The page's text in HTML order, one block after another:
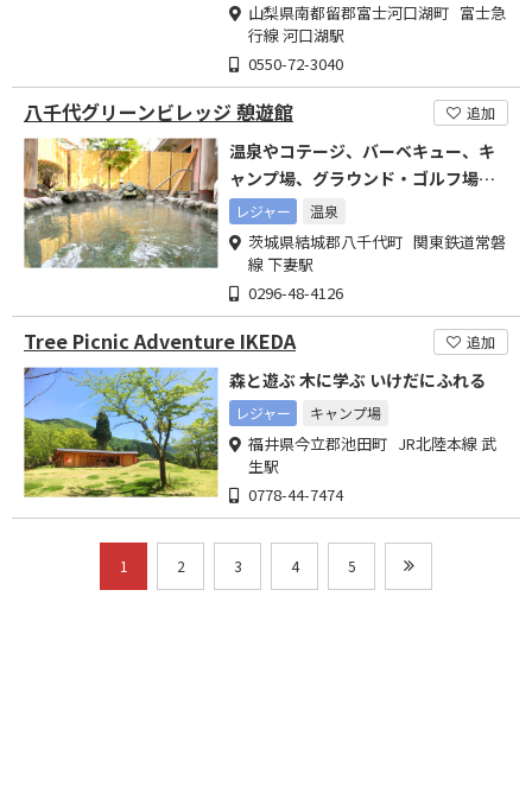
山梨県南都留郡富士河口湖町 富士急
行線 河口湖駅
0550-72-3040
八千代グリーンビレッジ 憩遊館 追加
温泉やコテージ、バーベキュー、キ
ャンプ場、グラウンド・ゴルフ場を
備えた複合施設です。
レジャー 温泉
茨城県結城郡八千代町 関東鉄道常磐
線 下妻駅
0296-48-4126
Tree Picnic Adventure IKEDA 追加
森と遊ぶ 木に学ぶ いけだにふれる
レジャー キャンプ場
福井県今立郡池田町 JR北陸本線 武
生駅
0778-44-7474
1 2 3 4 5